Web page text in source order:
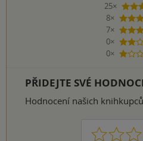
25×
8×
4
7×
3
0×
2
0×
1
PŘIDEJTE SVÉ
Hodnocení našich
1 2 3 4 5